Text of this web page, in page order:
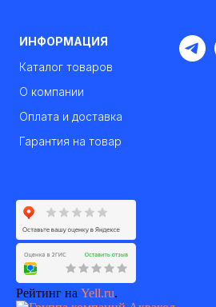
ИНФОРМАЦИЯ
Каталог товаров
О компании
Оплата и доставка
Гарантия на товар
Рейтинг на Yell.ru.